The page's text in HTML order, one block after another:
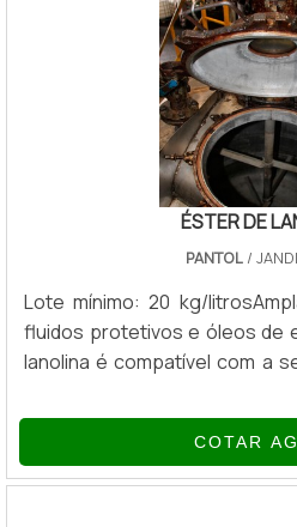
O seu consumo ajuda n.
ÉSTER DE
PANTOL /
Lote mínimo: 20 kg/
fluidos protetivos e óleos de
lanolina é compatível com a
atender as normas de Salt
câmara úmida, ambas
características de
COTAR